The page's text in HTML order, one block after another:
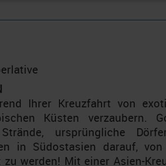
Ihrer Kreuzfahrt von
Küsten verzaubern.
ursprüngliche
in Südostasien darauf, von
werden! Mit einer Asien-